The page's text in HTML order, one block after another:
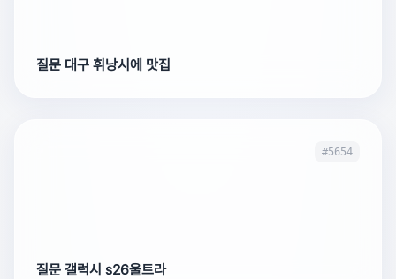
질문 대구 휘낭시에 맛집
#5654
질문 갤럭시 s26울트라